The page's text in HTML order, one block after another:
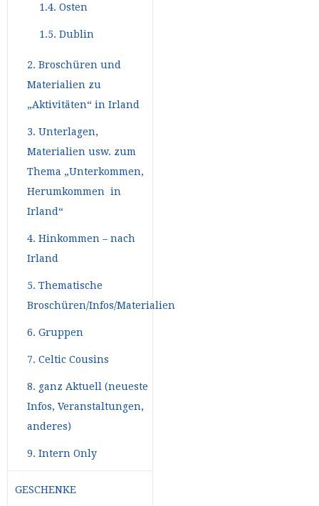
1.4. Osten
1.5. Dublin
2. Broschüren und
Materialien zu
„Aktivitäten“ in Irland
3. Unterlagen,
Materialien usw. zum
Thema „Unterkommen,
Herumkommen in
Irland“
4. Hinkommen – nach
Irland
5. Thematische
Broschüren/Infos/Materialien
6. Gruppen
7. Celtic Cousins
8. ganz Aktuell (neueste
Infos, Veranstaltungen,
anderes)
9. Intern Only
GESCHENKE